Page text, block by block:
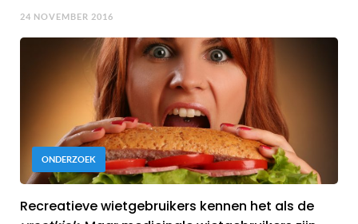
24 NOVEMBER 2016
ONDERZOEK
Recreatieve wietgebruikers kennen het als de